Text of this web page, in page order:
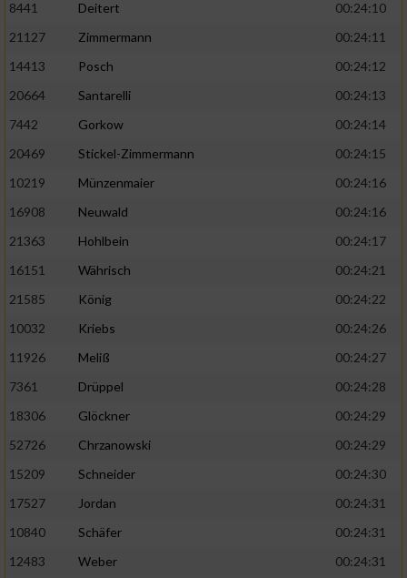
8441 Deitert
00:24:10
21127
Zimmermann
00:24:11
14413
Posch
00:24:12
20664
Santarelli
00:24:13
7442
Gorkow
00:24:14
20469
Stickel-Zimmermann
00:24:15
10219
Münzenmaier
00:24:16
16908
Neuwald
00:24:16
21363
Hohlbein
00:24:17
16151
Währisch
00:24:21
21585
König
00:24:22
10032
Kriebs
00:24:26
11926
Meliß
00:24:27
7361
Drüppel
00:24:28
18306
Glöckner
00:24:29
52726
Chrzanowski
00:24:29
15209
Schneider
00:24:30
17527
Jordan
00:24:31
10840
Schäfer
00:24:31
12483
Weber
00:24:31